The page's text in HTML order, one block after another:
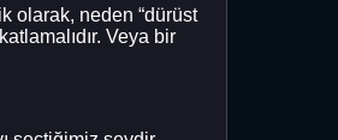
olarak, neden “dürüst
Veya bir